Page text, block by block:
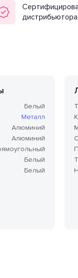
Белый
Металл
Алюминий
Алюминий
Белый
Белый